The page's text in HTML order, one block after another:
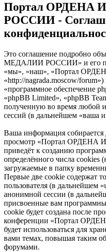
Портал ОРДЕНА
РОССИИ -
Это соглашение подробно
МЕДАЛИИ РОССИИ» и его
«мы», «наш», «Портал
«http://nagrada.moscow/
«программное обеспечение
«phpBB Limited», «phpBB
полученную во время любой
сессий (в дальнейшем «ваша
Ваша информация
просмотр «Портал
приведёт к созданию
определённого числа cookies
загружаемые в папку
Первые две cookie содержат
пользователя (в дальнейшем
анонимной сессии (в
присвоенные вам
cookie будет создана после
конференции «Портал
будет использоваться для
вами темах, повышая таким
форумами.